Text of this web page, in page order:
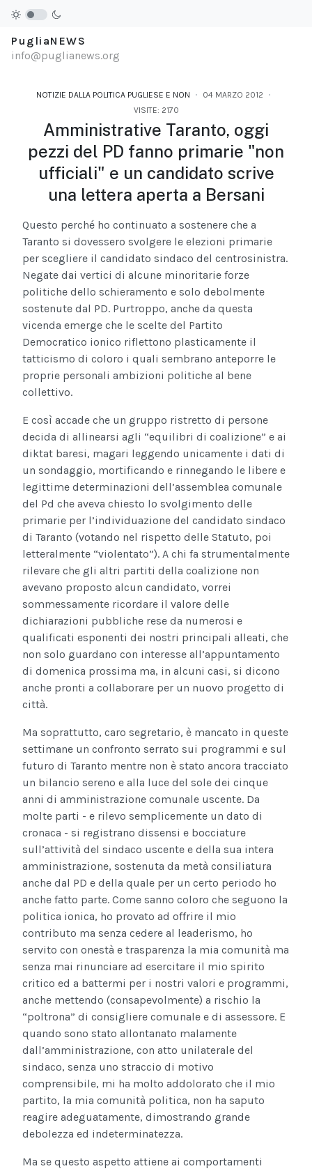
PugliaNEWS
info@puglianews.org
NOTIZIE DALLA POLITICA PUGLIESE E NON
04 MARZO 2012
VISITE: 2170
Amministrative Taranto, oggi
pezzi del PD fanno primarie "non
ufficiali" e un candidato scrive
una lettera aperta a Bersani
Questo perché ho continuato a sostenere che a
Taranto si dovessero svolgere le elezioni primarie
per scegliere il candidato sindaco del centrosinistra.
Negate dai vertici di alcune minoritarie forze
politiche dello schieramento e solo debolmente
sostenute dal PD. Purtroppo, anche da questa
vicenda emerge che le scelte del Partito
Democratico ionico riflettono plasticamente il
tatticismo di coloro i quali sembrano anteporre le
proprie personali ambizioni politiche al bene
collettivo.
E così accade che un gruppo ristretto di persone
decida di allinearsi agli “equilibri di coalizione” e ai
diktat baresi, magari leggendo unicamente i dati di
un sondaggio, mortificando e rinnegando le libere e
legittime determinazioni dell’assemblea comunale
del Pd che aveva chiesto lo svolgimento delle
primarie per l’individuazione del candidato sindaco
di Taranto (votando nel rispetto delle Statuto, poi
letteralmente “violentato”). A chi fa strumentalmente
rilevare che gli altri partiti della coalizione non
avevano proposto alcun candidato, vorrei
sommessamente ricordare il valore delle
dichiarazioni pubbliche rese da numerosi e
qualificati esponenti dei nostri principali alleati, che
non solo guardano con interesse all’appuntamento
di domenica prossima ma, in alcuni casi, si dicono
anche pronti a collaborare per un nuovo progetto di
città.
Ma soprattutto, caro segretario, è mancato in queste
settimane un confronto serrato sui programmi e sul
futuro di Taranto mentre non è stato ancora tracciato
un bilancio sereno e alla luce del sole dei cinque
anni di amministrazione comunale uscente. Da
molte parti - e rilevo semplicemente un dato di
cronaca - si registrano dissensi e bocciature
sull’attività del sindaco uscente e della sua intera
amministrazione, sostenuta da metà consiliatura
anche dal PD e della quale per un certo periodo ho
anche fatto parte. Come sanno coloro che seguono la
politica ionica, ho provato ad offrire il mio
contributo ma senza cedere al leaderismo, ho
servito con onestà e trasparenza la mia comunità ma
senza mai rinunciare ad esercitare il mio spirito
critico ed a battermi per i nostri valori e programmi,
anche mettendo (consapevolmente) a rischio la
“poltrona” di consigliere comunale e di assessore. E
quando sono stato allontanato malamente
dall’amministrazione, con atto unilaterale del
sindaco, senza uno straccio di motivo
comprensibile, mi ha molto addolorato che il mio
partito, la mia comunità politica, non ha saputo
reagire adeguatamente, dimostrando grande
debolezza ed indeterminatezza.
Ma se questo aspetto attiene ai comportamenti